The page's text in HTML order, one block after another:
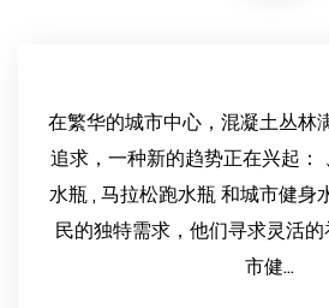
在繁华的城市中心，混凝土丛林
追求，一种新的趋势正在兴起：
水瓶 , 马拉松跑水瓶 和城市健身
民的独特需求，他们寻求灵活
市健...